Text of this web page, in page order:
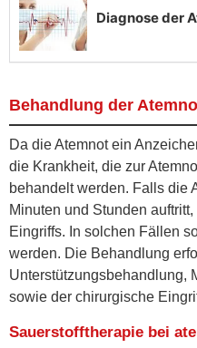
Behandlung der
Da die Atemnot ein
die Krankheit, die zur
behandelt werden. Falls die
Minuten und Stunden
Eingriffs. In solchen Fällen
werden. Die Behandlung
Unterstützungsbehandlung,
sowie der chirurgische
Sauerstofftherapie bei